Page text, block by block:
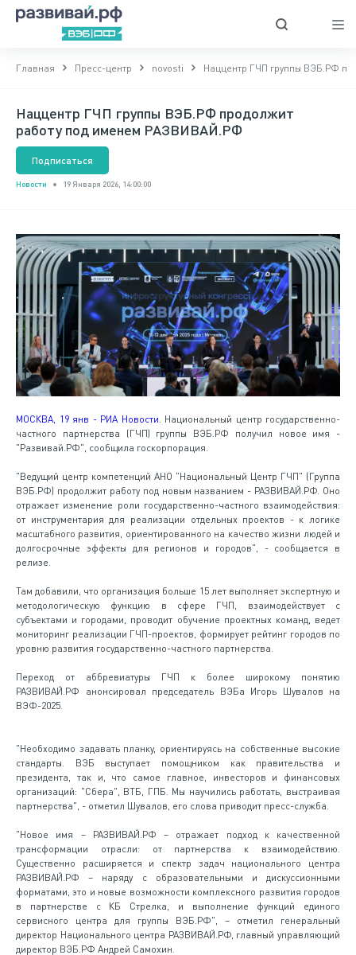
Главная Пресс-центр novosti Наццентр ГЧП группы ВЭБ.РФ
Наццентр ГЧП группы ВЭБ.РФ продолжит
работу под именем РАЗВИВАЙ.РФ
Подписаться
Новости 19 Января 2026, 14:00:00
МОСКВА, 19 янв - РИА Новости. Национальный центр государственно-
частного партнерства (ГЧП) группы ВЭБ.РФ получил новое имя -
"Развивай.РФ", сообщила госкорпорация.
"Ведущий центр компетенций АНО "Национальный Центр ГЧП" (Группа
ВЭБ.РФ) продолжит работу под новым названием - РАЗВИВАЙ.РФ. Оно
отражает изменение роли государственно-частного взаимодействия:
от инструментария для реализации отдельных проектов - к логике
масштабного развития, ориентированного на качество жизни людей и
долгосрочные эффекты для регионов и городов", - сообщается в
релизе.
Там добавили, что организация больше 15 лет выполняет экспертную и
методологическую функцию в сфере ГЧП, взаимодействует с
субъектами и городами, проводит обучение проектных команд, ведет
мониторинг реализации ГЧП-проектов, формирует рейтинг городов по
уровню развития государственно-частного партнерства.
Переход от аббревиатуры ГЧП к более широкому понятию
РАЗВИВАЙ.РФ анонсировал председатель ВЭБа Игорь Шувалов на
ВЭФ-2025.
"Необходимо задавать планку, ориентируясь на собственные высокие
стандарты. ВЭБ выступает помощником как правительства и
президента, так и, что самое главное, инвесторов и финансовых
организаций: "Сбера", ВТБ, ГПБ. Мы научились работать, выстраивая
партнерства", - отметил Шувалов, его слова приводит пресс-служба.
"Новое имя – РАЗВИВАЙ.РФ – отражает подход к качественной
трансформации отрасли: от партнерства к взаимодействию.
Существенно расширяется и спектр задач национального центра
РАЗВИВАЙ.РФ – наряду с образовательными и дискуссионными
форматами, это и новые возможности комплексного развития городов
в партнерстве с КБ Стрелка, и выполнение функций единого
сервисного центра для группы ВЭБ.РФ", – отметил генеральный
директор Национального центра РАЗВИВАЙ.РФ, главный управляющий
директор ВЭБ.РФ Андрей Самохин.